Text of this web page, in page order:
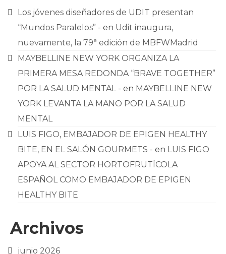
Los jóvenes diseñadores de UDIT presentan
“Mundos Paralelos” - en Udit inaugura,
nuevamente, la 79ª edición de MBFWMadrid
MAYBELLINE NEW YORK ORGANIZA LA
PRIMERA MESA REDONDA “BRAVE TOGETHER”
POR LA SALUD MENTAL - en MAYBELLINE NEW
YORK LEVANTA LA MANO POR LA SALUD
MENTAL
LUIS FIGO, EMBAJADOR DE EPIGEN HEALTHY
BITE, EN EL SALÓN GOURMETS - en LUIS FIGO
APOYA AL SECTOR HORTOFRUTÍCOLA
ESPAÑOL COMO EMBAJADOR DE EPIGEN
HEALTHY BITE
Archivos
junio 2026